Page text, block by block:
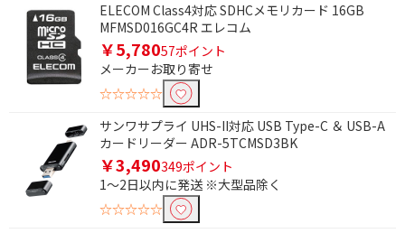
ELECOM Class4対応 SDHCメモリカード 16GB
MFMSD016GC4R エレコム
￥5,78057ポイント
メーカーお取り寄せ
☆☆☆☆☆
サンワサプライ UHS-II対応 USB Type-C ＆ USB-A
カードリーダー ADR-5TCMSD3BK
￥3,490349ポイント
1～2日以内に発送 ※大型品除く
☆☆☆☆☆